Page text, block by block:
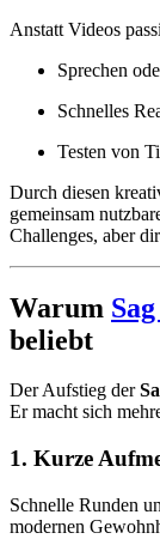
Anstatt Videos
Sprechen
Schnelles
Testen von
Durch diesen
gemeinsam
Challenges, aber
Warum
beliebt
Der Aufstieg der
Er macht sich
1. Kurze
Schnelle Runden
modernen